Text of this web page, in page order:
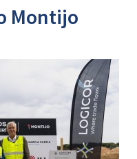
Montijo